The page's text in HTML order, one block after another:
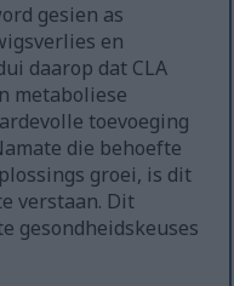
gesien as
en
daarop dat CLA
metaboliese
toevoeging
die behoefte
groei, is dit
verstaan. Dit
gesondheidskeuses